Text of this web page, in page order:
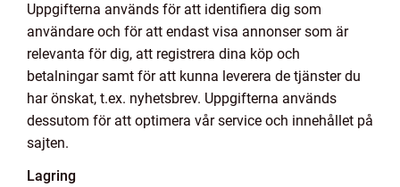
Uppgifterna används för att identifiera dig som
användare och för att endast visa annonser som är
relevanta för dig, att registrera dina köp och
betalningar samt för att kunna leverera de tjänster du
har önskat, t.ex. nyhetsbrev. Uppgifterna används
dessutom för att optimera vår service och innehållet på
sajten.
Lagring